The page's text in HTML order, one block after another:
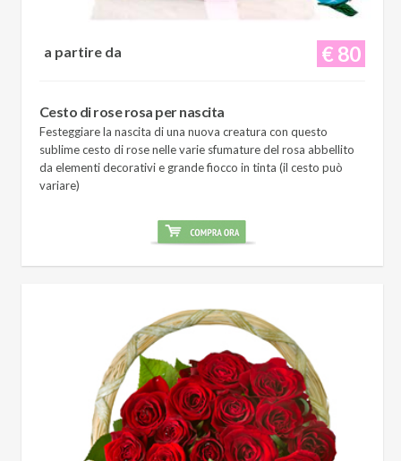
€ 80
a partire da
Cesto di rose rosa per nascita
Festeggiare la nascita di una nuova creatura con questo
sublime cesto di rose nelle varie sfumature del rosa abbellito
da elementi decorativi e grande fiocco in tinta (il cesto può
variare)